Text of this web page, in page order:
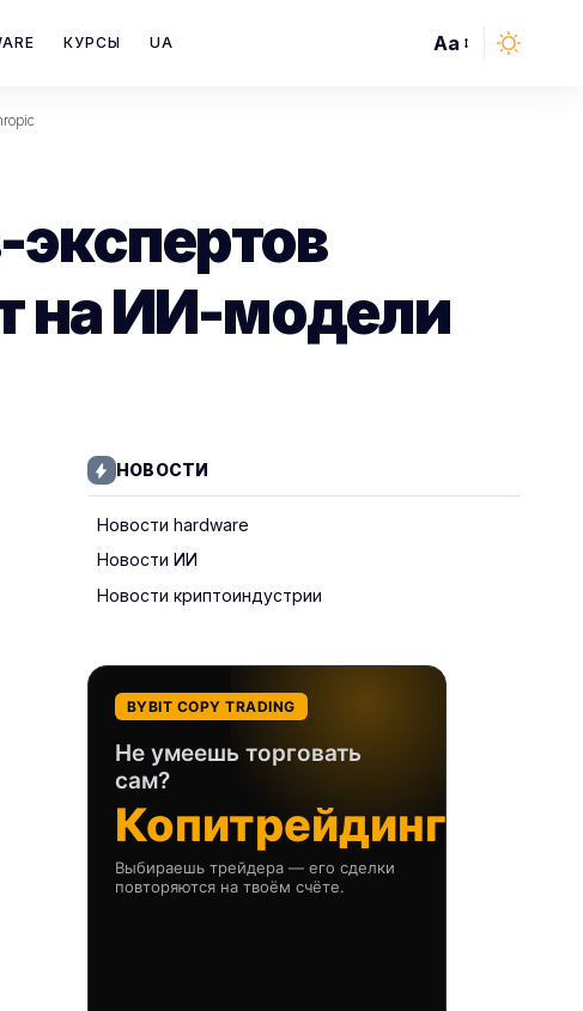
КУРСЫ UA
Font
Aa
на ИИ-модели
НОВОСТИ
Новости hardware
Новости ИИ
Новости криптоиндустрии
BYBIT COPY TRADING
Не умеешь торговать
сам?
Копитрейдинг
Выбираешь трейдера — его сделки
повторяются на твоём счёте.